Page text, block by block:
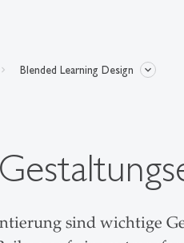
Blended Learning Design
sind wichtige